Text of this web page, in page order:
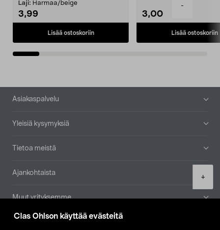
Clas Ohlson käyttää evästeitä
-
+
Laji: Harmaa/beige
3,99
Lisää ostoskoriin
3,00
Lisää ostoskoriin
Alatunniste
Asiakaspalvelu
Yleisiä kysymyksiä
Tietoa meistä
Ajankohtaista
Muut yrityksemme
Etsi myymälä